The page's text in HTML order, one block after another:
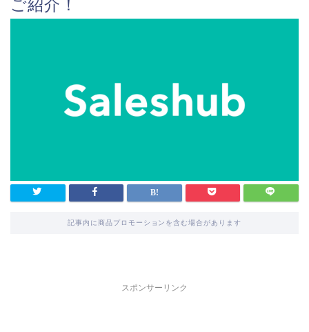
ご紹介！
記事内に商品プロモーションを含む場合があります
スポンサーリンク